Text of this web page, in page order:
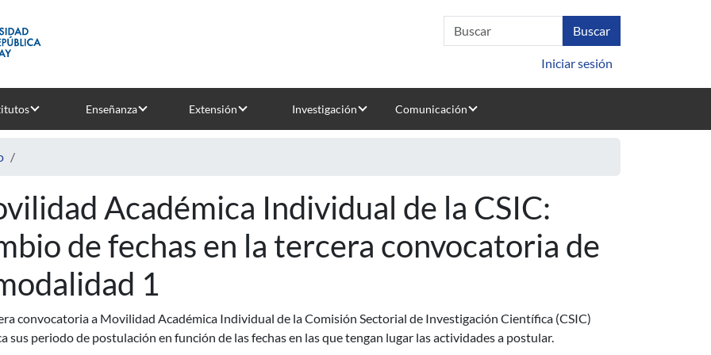
Iniciar sesión
Enseñanza Extensión Investigación Comunicación
Académica Individual de la CSIC:
de fechas en la tercera convocatoria de
1
convocatoria a Movilidad Académica Individual de la Comisión Sectorial de Investigación Científica (CSIC)
sus periodo de postulación en función de las fechas en las que tengan lugar las actividades a postular.